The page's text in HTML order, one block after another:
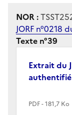
NOR :
JORF n°0218
Texte n°39
Extrait du
authentifié
PDF - 181,7 Ko